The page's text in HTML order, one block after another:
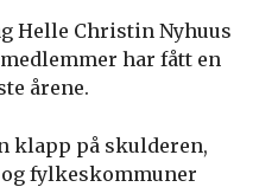
Helle Christin Nyhuus
har fått en
årene.
klapp på skulderen,
fylkeskommuner